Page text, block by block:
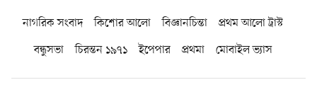
নাগরিক সংবাদ কিশোর আলো বিজ্ঞানচিন্তা
প্রথম আলো ট্রাস্ট
বন্ধুসভা
চিরন্তন ১৯৭১ ইপেপার প্রথমা মোবাইল ভ্যাস